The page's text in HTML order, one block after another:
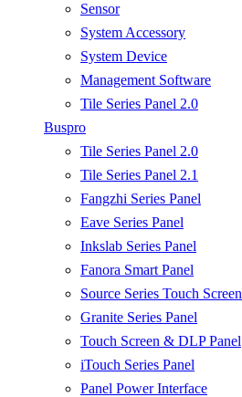
Sensor
System Accessory
System Device
Management Software
Tile Series Panel 2.0
Buspro
Tile Series Panel 2.0
Tile Series Panel 2.1
Fangzhi Series Panel
Eave Series Panel
Inkslab Series Panel
Fanora Smart Panel
Source Series Touch Screen
Granite Series Panel
Touch Screen & DLP Panel
iTouch Series Panel
Panel Power Interface